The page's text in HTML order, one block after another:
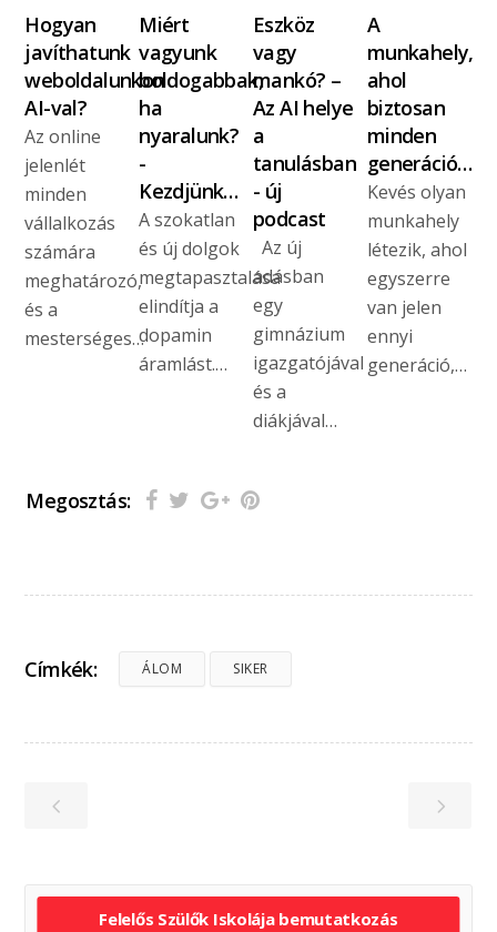
Hogyan
javíthatunk
weboldalunkon
AI-val?
Az online
jelenlét
minden
vállalkozás
számára
meghatározó,
és a
mesterséges…
Miért
vagyunk
boldogabbak,
ha
nyaralunk?
-
Kezdjünk…
A szokatlan
és új dolgok
megtapasztalása
elindítja a
dopamin
áramlást.…
Eszköz
vagy
mankó? –
Az AI helye
a
tanulásban
- új
podcast
Az új
adásban
egy
gimnázium
igazgatójával
és a
diákjával…
A
munkahely,
ahol
biztosan
minden
generáció…
Kevés olyan
munkahely
létezik, ahol
egyszerre
van jelen
ennyi
generáció,…
Megosztás:
Címkék: ÁLOM SIKER
Felelős Szülők Iskolája bemutatkozás